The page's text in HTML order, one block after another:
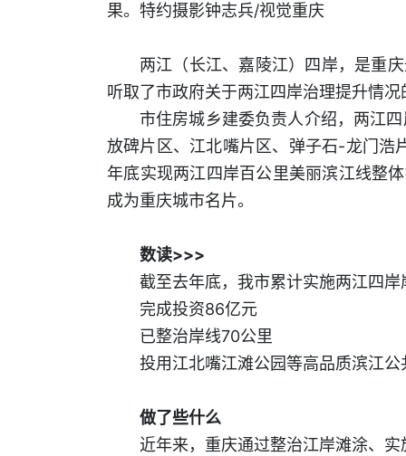
果。特约摄影钟志兵/视觉重庆
两江（长江、嘉陵江）四岸，是重
听取了市政府关于两江四岸治理提升情
市住房城乡建委负责人介绍，两江
放碑片区、江北嘴片区、弹子石-龙门浩
年底实现两江四岸百公里美丽滨江线整
成为重庆城市名片。
数读>>>
截至去年底，我市累计实施两江四
完成投资86亿元
已整治岸线70公里
投用江北嘴江滩公园等高品质滨江公
做了些什么
近年来，重庆通过整治江岸滩涂、